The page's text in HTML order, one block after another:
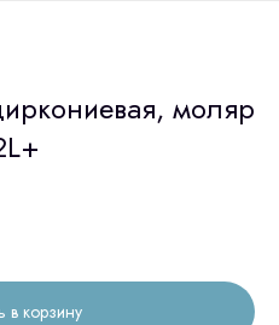
моляр
в корзину